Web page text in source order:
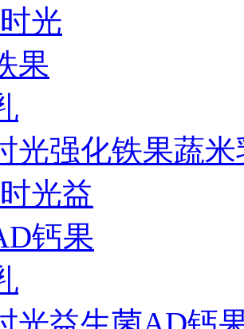
光强化铁果蔬米